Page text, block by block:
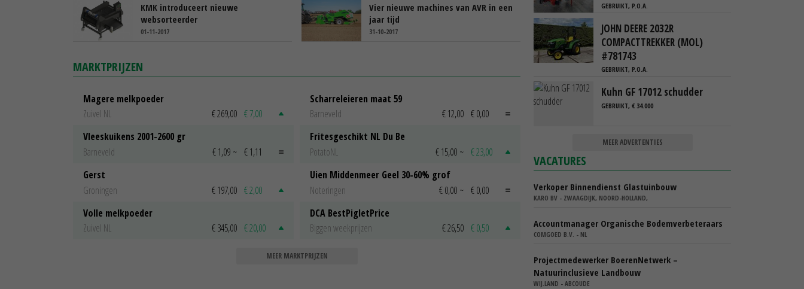
KMK introduceert nieuwe
websorteerder
01-11-2017
Vier nieuwe machines van AVR in een
jaar tijd
31-10-2017
MARKTPRIJZEN
Magere melkpoeder
Zuivel NL
€ 269,00 € 7,00
Vleeskuikens 2001-2600 gr
Barneveld
€ 1,09 ~ € 1,11
Gerst
Groningen
€ 197,00 € 2,00
Volle melkpoeder
Zuivel NL
€ 345,00 € 20,00
Scharreleieren maat 59
Barneveld
€ 12,00 € 0,00
Fritesgeschikt NL Du Be
PotatoNL
€ 15,00 ~ € 23,00
Uien Middenmeer Geel 30-60% grof
Noteringen
€ 0,00 ~ € 0,00
DCA BestPigletPrice
Biggen weekprijzen
€ 26,50 € 0,50
MEER MARKTPRIJZEN
GEBRUIKT, P.O.A.
JOHN DEERE 2032R
COMPACTTREKKER (MOL)
#781743
GEBRUIKT, P.O.A.
Kuhn GF 17012 schudder
GEBRUIKT, € 34.000
MEER ADVERTENTIES
VACATURES
Verkoper Binnendienst Glastuinbouw
KARO BV - ZWAAGDIJK, NOORD-HOLLAND,
Accountmanager Organische Bodemverbeteraars
COMGOED B.V. - NL
Projectmedewerker BoerenNetwerk –
Natuurinclusieve Landbouw
WIJ.LAND - ABCOUDE